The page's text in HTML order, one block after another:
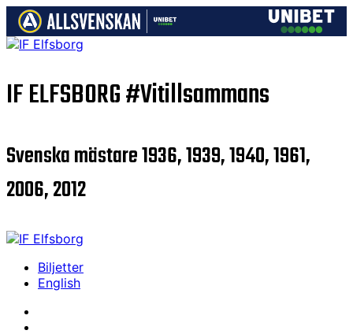
IF ELFSBORG#Vitillsammans
Svenska mästare 1936, 1939, 1940, 1961,
2006, 2012
Biljetter
English